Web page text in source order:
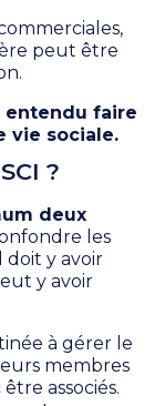
peut être
entendu faire
vie sociale.
?
deux
les
doit y avoir
y avoir
à gérer le
membres
associés.